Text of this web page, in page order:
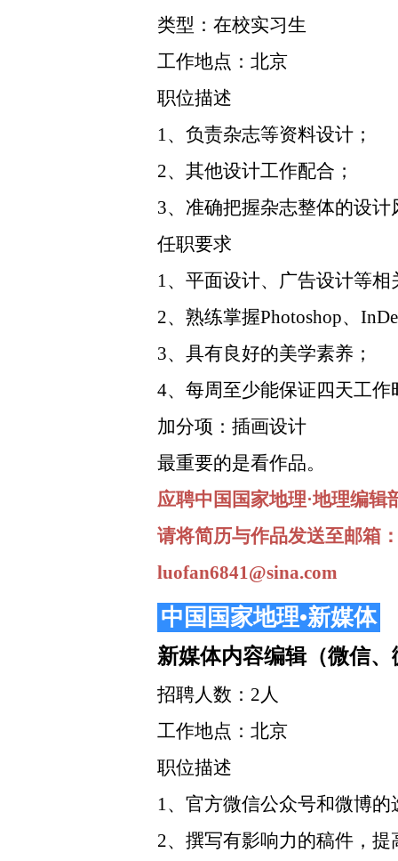
类型：在校实习生
工作地点：北京
职位描述
1、负责杂志等资料设计；
2、其他设计工作配合；
3、准确把握杂志整体的设计
任职要求
1、平面设计、广告设计等相
2、熟练掌握Photoshop、
3、具有良好的美学素养；
4、每周至少能保证四天工作
加分项：插画设计
最重要的是看作品。
应聘中国国家地理·地理编辑
请将简历与作品发送至邮箱
luofan6841@sina.com
中国国家地理•新媒体
新媒体内容编辑（微信
招聘人数：2人
工作地点：北京
职位描述
1、官方微信公众号和微博
2、撰写有影响力的稿件，